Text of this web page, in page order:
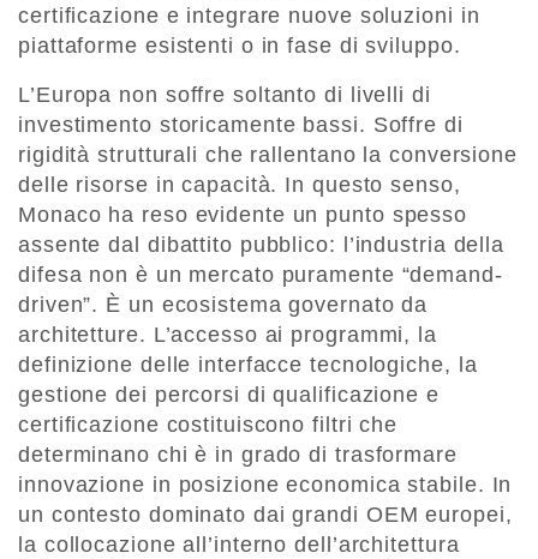
certificazione e integrare nuove soluzioni in
piattaforme esistenti o in fase di sviluppo.
L’Europa non soffre soltanto di livelli di
investimento storicamente bassi. Soffre di
rigidità strutturali che rallentano la conversione
delle risorse in capacità. In questo senso,
Monaco ha reso evidente un punto spesso
assente dal dibattito pubblico: l’industria della
difesa non è un mercato puramente “demand-
driven”. È un ecosistema governato da
architetture. L’accesso ai programmi, la
definizione delle interfacce tecnologiche, la
gestione dei percorsi di qualificazione e
certificazione costituiscono filtri che
determinano chi è in grado di trasformare
innovazione in posizione economica stabile. In
un contesto dominato dai grandi OEM europei,
la collocazione all’interno dell’architettura